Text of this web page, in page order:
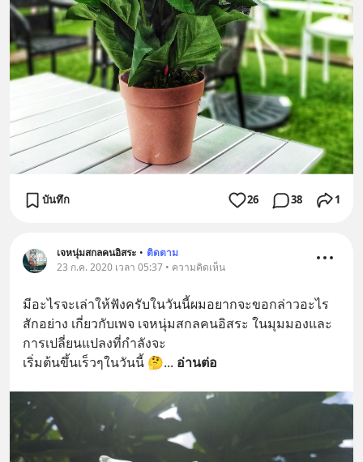
บันทึก 26 38 1
เจหนุ่มสกลคนอิสระ • ติดตาม
23 ก.ค. 2020 เวลา 05:37 • ความคิดเห็น
มีอะไรจะเล่าให้ฟังครับในวันนี้ผมอยากจะขอกล่าวอะไร
สักอย่าง เกี่ยวกับเพจ เจหนุ่มสกลคนอิสระ ในมุมมองและ
การเปลี่ยนแปลงที่กำลังจะ
เริ่มต้นขึ้นเร็วๆในวันนี้ 🤔... อ่านต่อ